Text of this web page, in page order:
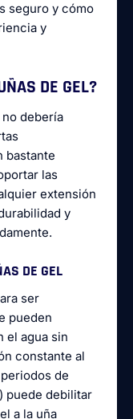
seguro y cómo
y
DE GEL?
debería
bastante
las
extensión
y
DE GEL
ser
pueden
el agua sin
constante al
de
puede debilitar
a la uña